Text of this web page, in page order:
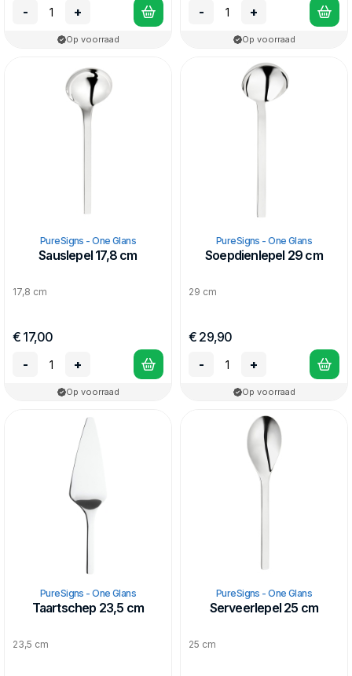
-
+
Op voorraad
-
+
Op voorraad
PureSigns - One Glans
Sauslepel 17,8 cm
17,8 cm
€ 17,00
-
+
Op voorraad
PureSigns - One Glans
Soepdienlepel 29 cm
29 cm
€ 29,90
-
+
Op voorraad
PureSigns - One Glans
Taartschep 23,5 cm
23,5 cm
PureSigns - One Glans
Serveerlepel 25 cm
25 cm